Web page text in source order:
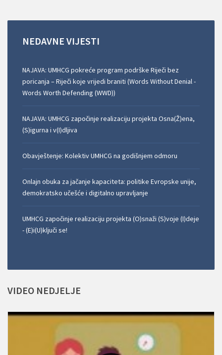
NEDAVNE VIJESTI
NAJAVA: UMHCG pokreće program podrške Riječi bez
poricanja – Riječi koje vrijedi braniti (Words Without Denial -
Words Worth Defending (WWD))
NAJAVA: UMHCG započinje realizaciju projekta Osna(Ž)ena,
(S)igurna i v(I)dljiva
Obavještenje: Kolektiv UMHCG na godišnjem odmoru
Onlajn obuka za jačanje kapaciteta: politike Evropske unije,
demokratsko učešće i digitalno upravljanje
UMHCG započinje realizaciju projekta (O)snaži (S)voje (I)deje
- (E)i(U)ključi se!
VIDEO NEDJELJE